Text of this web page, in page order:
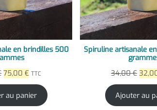
en brindilles 500
Le
prix
initial
était :
75,00€Le
prix
actuel
est :
TTC
au panier
Spiruline artisanale
34,00€ Le
prix
initial
était :
Ajouter au